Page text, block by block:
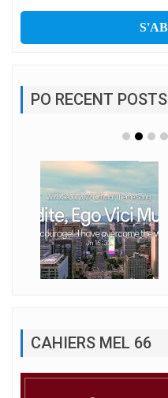
PO RECENT POSTS
CAHIERS MEL 66